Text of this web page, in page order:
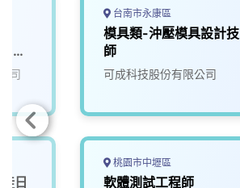
林
司
日
台南市永康區
模具類-沖壓模具設計技
師
可成科技股份有限公司
桃園市中壢區
軟體測試工程師